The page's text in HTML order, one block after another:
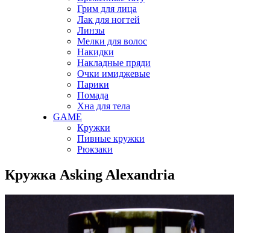
Грим для лица
Лак для ногтей
Линзы
Мелки для волос
Накидки
Накладные пряди
Очки имиджевые
Парики
Помада
Хна для тела
GAME
Кружки
Пивные кружки
Рюкзаки
Кружка Asking Alexandria